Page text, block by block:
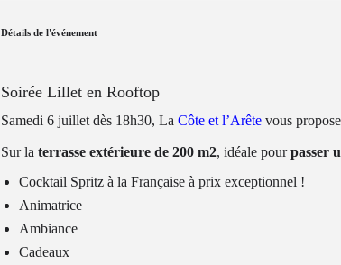
Détails de l'événement
Soirée Lillet en Rooftop
Samedi 6 juillet dès 18h30, La Côte et l’Arête vous
Sur la terrasse extérieure de 200 m2, idéale pourpasser
Cocktail Spritz à la Française à prix exceptionnel !
Animatrice
Ambiance
Cadeaux